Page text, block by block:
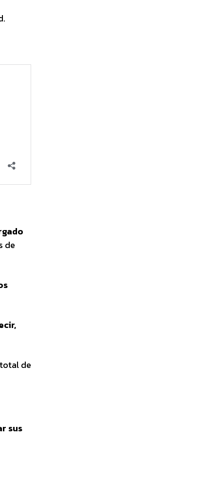
de
de
sus